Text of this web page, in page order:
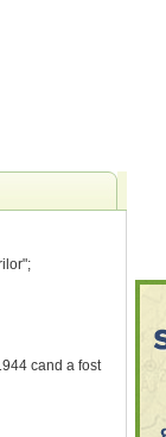
cand a fost